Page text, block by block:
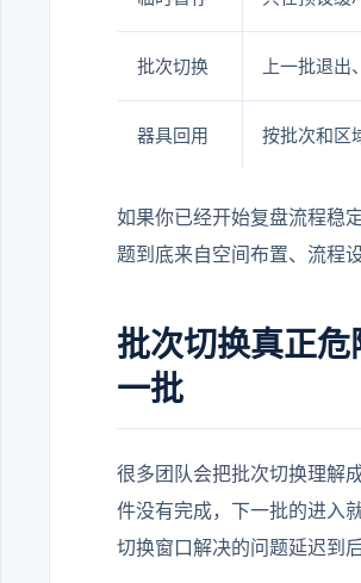
批次切换 上一批退
器具回用 按批次和区
如果你已经开始复盘流程稳
题到底来自空间布置、流程
批次切换真正
一批
很多团队会把批次切换理解
件没有完成，下一批的进入
切换窗口解决的问题延迟到后